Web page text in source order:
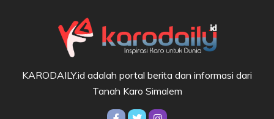
KARODAILY.id adalah portal berita dan informasi dari
Tanah Karo Simalem